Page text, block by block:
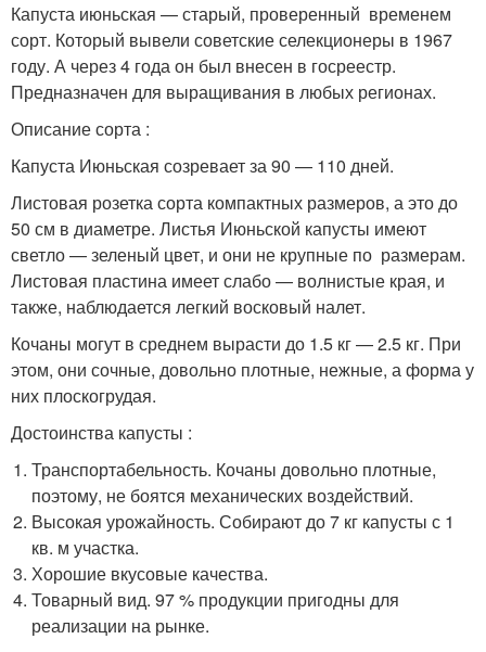
Капуста июньская — старый, проверенный временем
сорт. Который вывели советские селекционеры в 1967
году. А через 4 года он был внесен в госреестр.
Предназначен для выращивания в любых регионах.
Описание сорта :
Капуста Июньская созревает за 90 — 110 дней.
Листовая розетка сорта компактных размеров, а это до
50 см в диаметре. Листья Июньской капусты имеют
светло — зеленый цвет, и они не крупные по размерам.
Листовая пластина имеет слабо — волнистые края, и
также, наблюдается легкий восковый налет.
Кочаны могут в среднем вырасти до 1.5 кг — 2.5 кг. При
этом, они сочные, довольно плотные, нежные, а форма у
них плоскогрудая.
Достоинства капусты :
Транспортабельность. Кочаны довольно плотные,
поэтому, не боятся механических воздействий.
Высокая урожайность. Собирают до 7 кг капусты с 1
кв. м участка.
Хорошие вкусовые качества.
Товарный вид. 97 % продукции пригодны для
реализации на рынке.